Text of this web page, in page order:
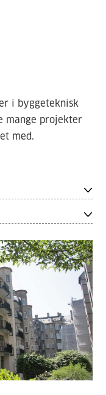
i byggeteknisk
mange projekter
med.